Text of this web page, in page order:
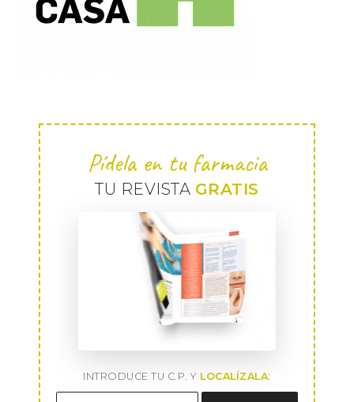
Pídela en tu farmacia
TU REVISTA GRATIS
INTRODUCE TU C.P. Y LOCALÍZALA: